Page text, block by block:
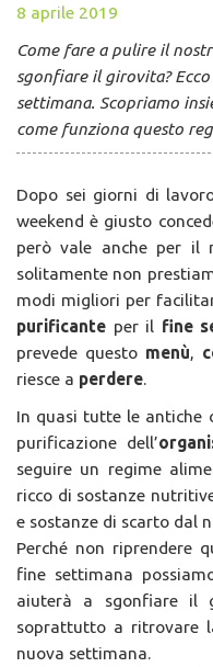
8 aprile 2019
Come fare a pulire il
sgonfiare il girovita?
settimana. Scopriamo
come funziona questo
Dopo sei giorni di
weekend è giusto
però vale anche per il
solitamente non
modi migliori per
purificante per il fine
prevede questo menù,
riesce a perdere.
In quasi tutte le antiche
purificazione dell’
seguire un regime
ricco di sostanze
e sostanze di scarto dal
Perché non riprendere
fine settimana
aiuterà a sgonfiare il
soprattutto a ritrovare
nuova settimana.